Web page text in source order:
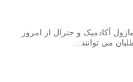
آکادمیک و جنرال از امروز